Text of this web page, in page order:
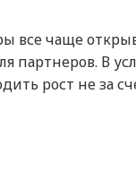
все чаще
партнеров. В
рост не за